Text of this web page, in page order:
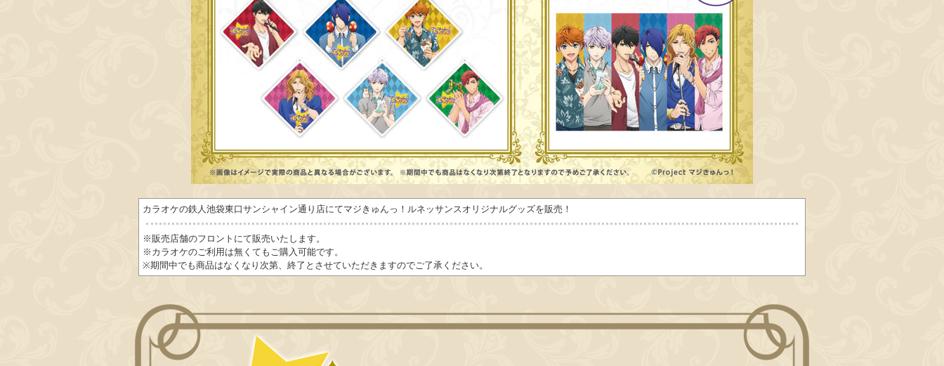
カラオケの鉄人池袋東口サンシャイン通り店にてマジきゅんっ！ルネッサンスオリジナルグッズを販売！
※販売店舗のフロントにて販売いたします。
※カラオケのご利用は無くてもご購入可能です。
※期間中でも商品はなくなり次第、終了とさせていただきますのでご了承ください。